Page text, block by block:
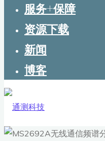
服务+保障
资源下载
新闻
博客